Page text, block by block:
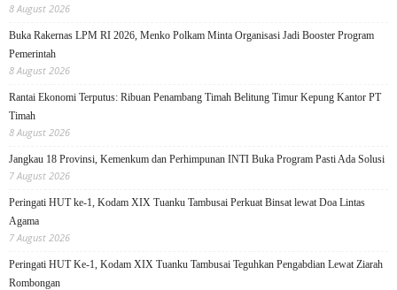
8 August 2026
Buka Rakernas LPM RI 2026, Menko Polkam Minta Organisasi Jadi Booster Program
Pemerintah
8 August 2026
Rantai Ekonomi Terputus: Ribuan Penambang Timah Belitung Timur Kepung Kantor PT
Timah
8 August 2026
Jangkau 18 Provinsi, Kemenkum dan Perhimpunan INTI Buka Program Pasti Ada Solusi
7 August 2026
Peringati HUT ke-1, Kodam XIX Tuanku Tambusai Perkuat Binsat lewat Doa Lintas
Agama
7 August 2026
Peringati HUT Ke-1, Kodam XIX Tuanku Tambusai Teguhkan Pengabdian Lewat Ziarah
Rombongan